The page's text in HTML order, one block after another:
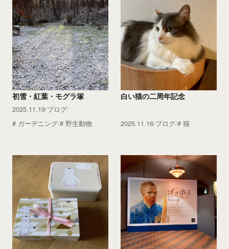
初雪・紅葉・モグラ塚
2025.11.19 ブログ
ガーデニング
野生動物
白い猫の二周年記念
2025.11.16 ブログ 猫